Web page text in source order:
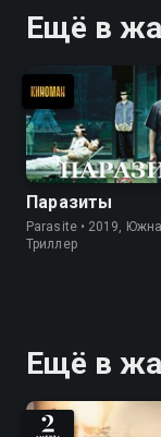
Ещё в
Паразиты
Parasite • 2019,
Триллер
Ещё в